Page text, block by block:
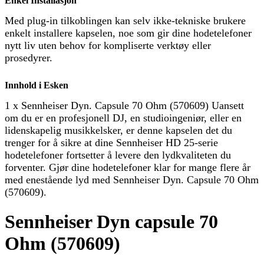
Med plug-in tilkoblingen kan selv ikke-tekniske brukere
enkelt installere kapselen, noe som gir dine hodetelefoner
nytt liv uten behov for kompliserte verktøy eller
prosedyrer.
Innhold i Esken
1 x Sennheiser Dyn. Capsule 70 Ohm (570609) Uansett
om du er en profesjonell DJ, en studioingeniør, eller en
lidenskapelig musikkelsker, er denne kapselen det du
trenger for å sikre at dine Sennheiser HD 25-serie
hodetelefoner fortsetter å levere den lydkvaliteten du
forventer. Gjør dine hodetelefoner klar for mange flere år
med enestående lyd med Sennheiser Dyn. Capsule 70 Ohm
(570609).
Sennheiser Dyn capsule 70
Ohm (570609)